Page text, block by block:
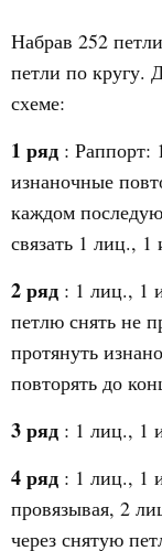
Набрав 252
петли по кругу.
схеме:
1 ряд : Раппорт:
изнаночные
каждом
связать 1 лиц., 1
2 ряд : 1 лиц., 1
петлю снять не
протянуть
повторять до
3 ряд : 1 лиц., 1
4 ряд : 1 лиц., 1
провязывая, 2
через снятую